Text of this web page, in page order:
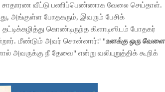
சாதாரண வீட்டு பணிப்பெண்ணாக வேலை செய்தாள்.
அங்குள்ள போதகரும், இவரும் பேசிக்
கொண்டிருந்த கிளாடிஸிடம் போதகர்
மீண்டும் அவர் சொன்னார்:' "உனக்கு ஒரு வேளை
அவருக்கு நீ தேவை" என்று வலியுறுத்திக் கூறிக்